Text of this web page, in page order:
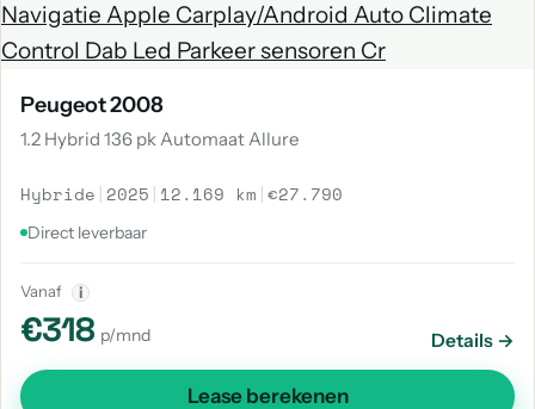
Peugeot 2008
1.2 Hybrid 136 pk Automaat Allure
Hybride | 2025 | 12.169 km |€27.790
Direct leverbaar
Vanaf i
€318 p/mnd Details →
Lease berekenen